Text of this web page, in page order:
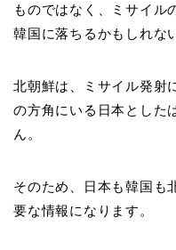
ものではなく、ミサイル
韓国に落ちるかもしれな
北朝鮮は、ミサイル発射
の方角にいる日本とした
ん。
そのため、日本も韓国も
要な情報になります。